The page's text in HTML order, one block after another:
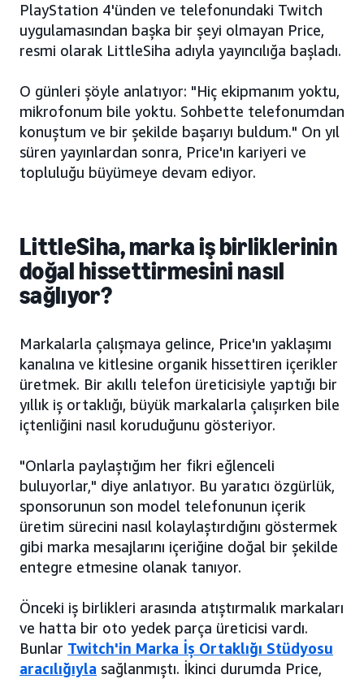
PlayStation 4'ünden ve telefonundaki Twitch
uygulamasından başka bir şeyi olmayan Price,
resmi olarak LittleSiha adıyla yayıncılığa başladı.
O günleri şöyle anlatıyor: "Hiç ekipmanım yoktu,
mikrofonum bile yoktu. Sohbette telefonumdan
konuştum ve bir şekilde başarıyı buldum." On yıl
süren yayınlardan sonra, Price'ın kariyeri ve
topluluğu büyümeye devam ediyor.
LittleSiha, marka iş birliklerinin
doğal hissettirmesini nasıl
sağlıyor?
Markalarla çalışmaya gelince, Price'ın yaklaşımı
kanalına ve kitlesine organik hissettiren içerikler
üretmek. Bir akıllı telefon üreticisiyle yaptığı bir
yıllık iş ortaklığı, büyük markalarla çalışırken bile
içtenliğini nasıl koruduğunu gösteriyor.
"Onlarla paylaştığım her fikri eğlenceli
buluyorlar," diye anlatıyor. Bu yaratıcı özgürlük,
sponsorunun son model telefonunun içerik
üretim sürecini nasıl kolaylaştırdığını göstermek
gibi marka mesajlarını içeriğine doğal bir şekilde
entegre etmesine olanak tanıyor.
Önceki iş birlikleri arasında atıştırmalık markaları
ve hatta bir oto yedek parça üreticisi vardı.
Bunlar Twitch'in Marka İş Ortaklığı Stüdyosu
aracılığıyla sağlanmıştı. İkinci durumda Price,